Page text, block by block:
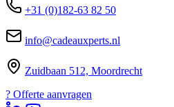
+31 (0)182-63 82 50
info@cadeauxperts.nl
Zuidbaan 512, Moordrecht
? Offerte aanvragen